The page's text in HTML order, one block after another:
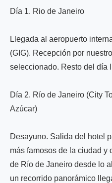
Día 1. Rio de Janeiro
Llegada al aeropuerto
(GIG). Recepción por
seleccionado. Resto del día
Día 2. Río de Janeiro (City
Azúcar)
Desayuno. Salida del hotel
más famosos de la ciudad y
de Río de Janeiro desde lo
un recorrido panorámico